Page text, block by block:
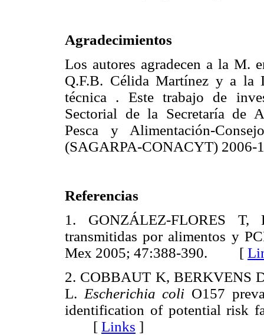
Agradecimientos
Los autores agradecen a la M.
Q.F.B. Célida Martínez y a la
técnica . Este trabajo de
Sectorial de la Secretaría de
Pesca y Alimentación-
(SAGARPA-CONACYT) 2006-
Referencias
1. GONZÁLEZ-FLORES T,
transmitidas por alimentos y
Mex 2005; 47:388-390. [
2. COBBAUT K, BERKVENS
L. Escherichia coli O157
identification of potential risk
[ Links ]